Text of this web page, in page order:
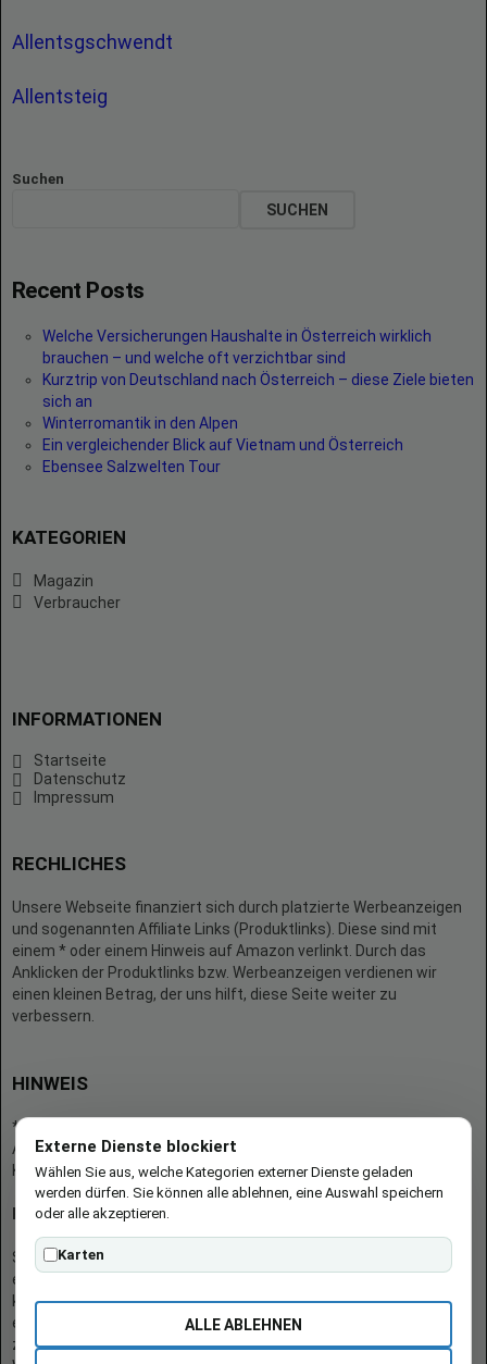
Allentsgschwendt
Allentsteig
Suchen
SUCHEN
Recent Posts
Welche Versicherungen Haushalte in Österreich wirklich
brauchen – und welche oft verzichtbar sind
Kurztrip von Deutschland nach Österreich – diese Ziele bieten
sich an
Winterromantik in den Alpen
Ein vergleichender Blick auf Vietnam und Österreich
Ebensee Salzwelten Tour
KATEGORIEN
Magazin
Verbraucher
INFORMATIONEN
Startseite
Datenschutz
Impressum
RECHLICHES
Unsere Webseite finanziert sich durch platzierte Werbeanzeigen
und sogenannten Affiliate Links (Produktlinks). Diese sind mit
einem * oder einem Hinweis auf Amazon verlinkt. Durch das
Anklicken der Produktlinks bzw. Werbeanzeigen verdienen wir
einen kleinen Betrag, der uns hilft, diese Seite weiter zu
verbessern.
HINWEIS
* = Afilliate-Link (=Werbung)
Als Amazon-Partner verdient der Seitenbetreiber an qualifizierten
Käufen.
Hinweis zu Preisen und Verfügbarkeiten
Sofern Produktpreise und Verfügbarkeiten angezeigt werden,
entsprechen diese dem angegebenen Stand (Datum/Uhrzeit) und
können sich auf der verlinkten Seite jederzeit ändern. Für den Kauf
eines Produkts gelten die Angaben zu Preis und Verfügbarkeit, die
zum Kaufzeitpunkt [auf der/den maßgeblichen Amazon-
Externe Dienste blockiert
Wählen Sie aus, welche Kategorien externer Dienste geladen
werden dürfen. Sie können alle ablehnen, eine Auswahl speichern
oder alle akzeptieren.
Karten
ALLE ABLEHNEN